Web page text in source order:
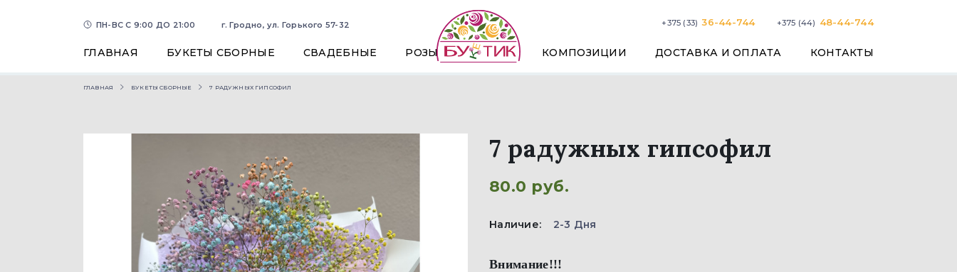
ПН-ВС С 9:00 ДО 21:00 г. Гродно, ул. Горького 57-32 +375 (33) 36-44-744 +375 (44) 48-44-744
ГЛАВНАЯ БУКЕТЫ СБОРНЫЕ СВАДЕБНЫЕ РОЗЫ КОНТАКТЫ
ДОСТАВКА И ОПЛАТА
КОМПОЗИЦИИ
ГЛАВНАЯ БУКЕТЫ СБОРНЫЕ 7 РАДУЖНЫХ ГИПСОФИЛ
7 радужных гипсофил
80.0 руб.
Наличие: 2-3 Дня
Внимание!!!